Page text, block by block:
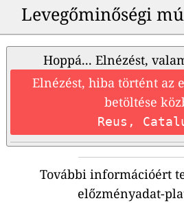
Levegőminőségi
Hoppá... Elnézést,
Elnézést, hiba történt az
betöltése
Reus,
További információért
előzményadat-